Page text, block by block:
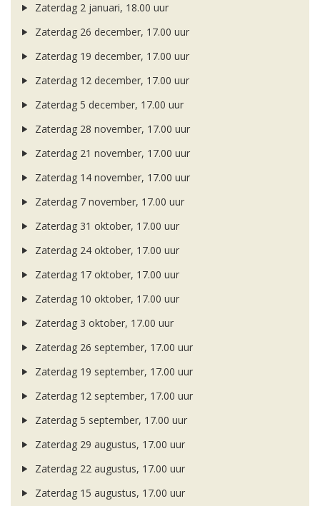
Zaterdag 2 januari, 18.00 uur
Zaterdag 26 december, 17.00 uur
Zaterdag 19 december, 17.00 uur
Zaterdag 12 december, 17.00 uur
Zaterdag 5 december, 17.00 uur
Zaterdag 28 november, 17.00 uur
Zaterdag 21 november, 17.00 uur
Zaterdag 14 november, 17.00 uur
Zaterdag 7 november, 17.00 uur
Zaterdag 31 oktober, 17.00 uur
Zaterdag 24 oktober, 17.00 uur
Zaterdag 17 oktober, 17.00 uur
Zaterdag 10 oktober, 17.00 uur
Zaterdag 3 oktober, 17.00 uur
Zaterdag 26 september, 17.00 uur
Zaterdag 19 september, 17.00 uur
Zaterdag 12 september, 17.00 uur
Zaterdag 5 september, 17.00 uur
Zaterdag 29 augustus, 17.00 uur
Zaterdag 22 augustus, 17.00 uur
Zaterdag 15 augustus, 17.00 uur